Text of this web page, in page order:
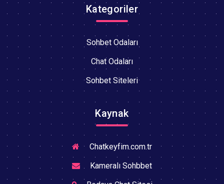
Kategoriler
Sohbet Odaları
Chat Odaları
Sohbet Siteleri
Kaynak
Chatkeyfim.com.tr
Kameralı Sohbbet